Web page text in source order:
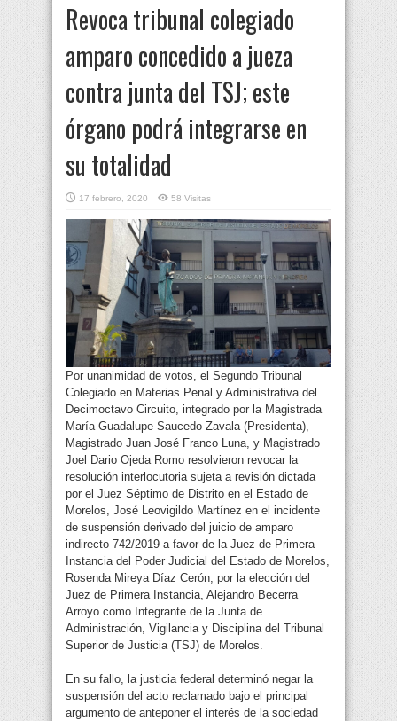
Revoca tribunal colegiado
amparo concedido a jueza
contra junta del TSJ; este
órgano podrá integrarse en
su totalidad
17 febrero, 2020 58 Visitas
Por unanimidad de votos, el Segundo Tribunal
Colegiado en Materias Penal y Administrativa del
Decimoctavo Circuito, integrado por la Magistrada
María Guadalupe Saucedo Zavala (Presidenta),
Magistrado Juan José Franco Luna, y Magistrado
Joel Dario Ojeda Romo resolvieron revocar la
resolución interlocutoria sujeta a revisión dictada
por el Juez Séptimo de Distrito en el Estado de
Morelos, José Leovigildo Martínez en el incidente
de suspensión derivado del juicio de amparo
indirecto 742/2019 a favor de la Juez de Primera
Instancia del Poder Judicial del Estado de Morelos,
Rosenda Mireya Díaz Cerón, por la elección del
Juez de Primera Instancia, Alejandro Becerra
Arroyo como Integrante de la Junta de
Administración, Vigilancia y Disciplina del Tribunal
Superior de Justicia (TSJ) de Morelos.
En su fallo, la justicia federal determinó negar la
suspensión del acto reclamado bajo el principal
argumento de anteponer el interés de la sociedad